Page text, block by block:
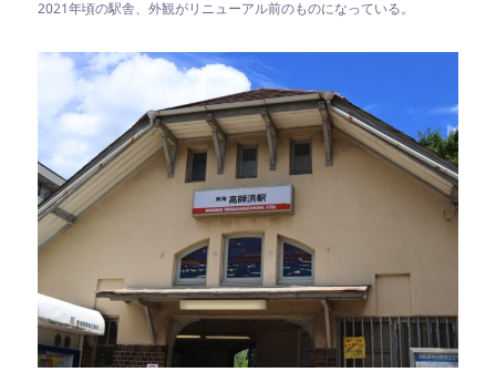
2021年頃の駅舎、外観がリニューアル前のものになっている。